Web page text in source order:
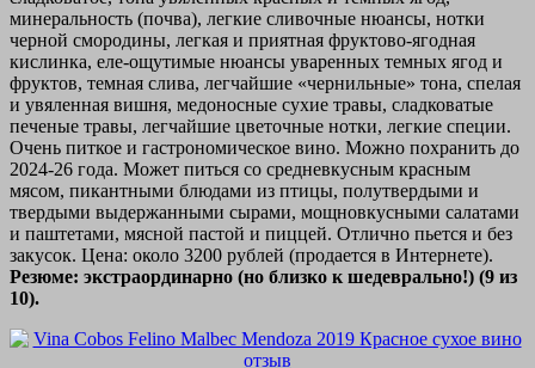
минеральность (почва), легкие сливочные нюансы, нотки
черной смородины, легкая и приятная фруктово-ягодная
кислинка, еле-ощутимые нюансы уваренных темных ягод и
фруктов, темная слива, легчайшие «чернильные» тона, спелая
и увяленная вишня, медоносные сухие травы, сладковатые
печеные травы, легчайшие цветочные нотки, легкие специи.
Очень питкое и гастрономическое вино. Можно похранить до
2024-26 года. Может питься со средневкусным красным
мясом, пикантными блюдами из птицы, полутвердыми и
твердыми выдержанными сырами, мощновкусными салатами
и паштетами, мясной пастой и пиццей. Отлично пьется и без
закусок. Цена: около 3200 рублей (продается в Интернете).
Резюме: экстраординарно (но близко к шедеврально!) (9 из
10).